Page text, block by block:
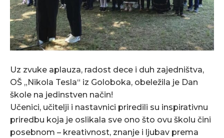
Uz zvuke aplauza, radost dece i duh zajedništva,
OŠ „Nikola Tesla“ iz Goloboka, obeležila je Dan
škole na jedinstven način!
Učenici, učitelji i nastavnici priredili su inspirativnu
priredbu koja je oslikala sve ono što ovu školu čini
posebnom – kreativnost, znanje i ljubav prema